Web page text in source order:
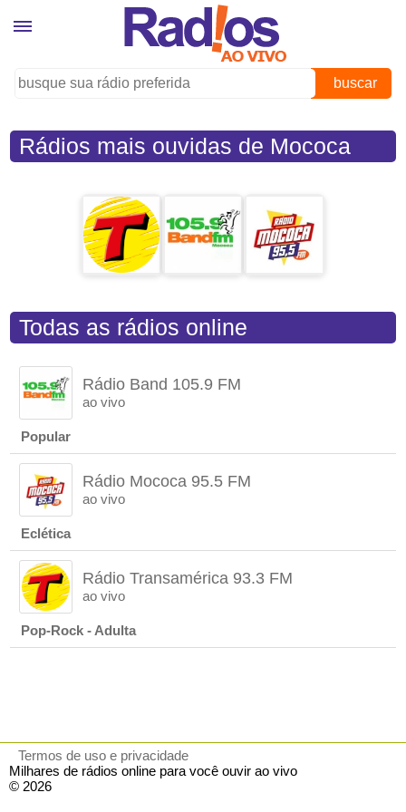
buscar
Rádios mais ouvidas de Mococa
Todas as rádios online
Rádio Band 105.9 FM
ao vivo
Popular
Rádio Mococa 95.5 FM
ao vivo
Eclética
Rádio Transamérica 93.3 FM
ao vivo
Pop-Rock - Adulta
Termos de uso e privacidade
Milhares de rádios online para você ouvir ao vivo
© 2026